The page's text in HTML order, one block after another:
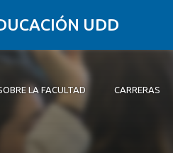
UDD
LA FACULTAD CARRERAS
Continua